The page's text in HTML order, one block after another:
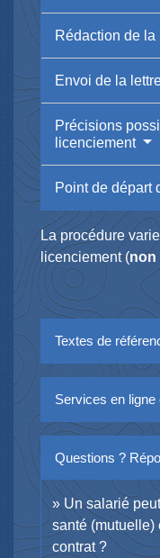
Rédaction de
Envoi de la
Précisions
licenciement
Point de départ
La procédure
licenciement (non
Textes de
Services en ligne
Questions ?
Un salarié
santé (mutuelle)
contrat ?